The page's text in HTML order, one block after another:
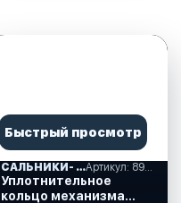
Быстрый просмотр
САЛЬНИКИ- ПРОКЛАДКИ "MERCURY" (16) Артикул: 893917A01
Уплотнительное
кольцо механизма